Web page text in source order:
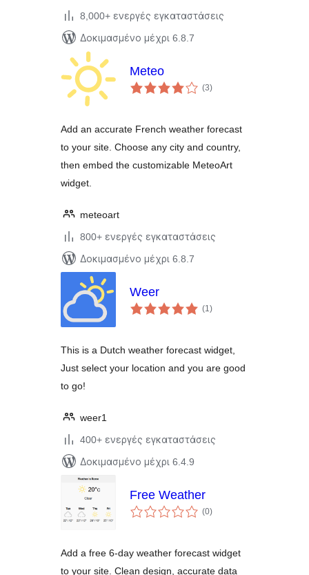
8,000+ ενεργές εγκαταστάσεις
Δοκιμασμένο μέχρι 6.8.7
Meteo
(3αξιολογήσεις
σύνολο
)
Add an accurate French weather forecast
to your site. Choose any city and country,
then embed the customizable MeteoArt
widget.
meteoart
800+ ενεργές εγκαταστάσεις
Δοκιμασμένο μέχρι 6.8.7
Weer
(1αξιολογήσεις
σύνολο
)
This is a Dutch weather forecast widget,
Just select your location and you are good
to go!
weer1
400+ ενεργές εγκαταστάσεις
Δοκιμασμένο μέχρι 6.4.9
Free Weather
(0αξιολογήσεις
σύνολο
)
Add a free 6-day weather forecast widget
to your site. Clean design, accurate data